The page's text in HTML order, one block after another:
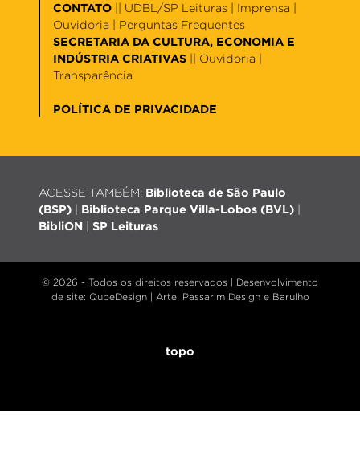
CONTATO
UDBL/SP Leituras Imprensa
Ouvidoria
Perguntas Frequentes
SECRETARIA DA CULTURA, ECONOMIA E
INDÚSTRIA CRIATIVAS
Ouvidoria
Transparência
POLÍTICA DE PRIVACIDADE
ACESSE TAMBÉM: Biblioteca de São Paulo
(BSP)
Biblioteca Parque Villa-Lobos (BVL)
BibliON
SP Leituras
© 2026 - Todos os direitos reservados | Desenvolvimento
de site: QubeDesign | Arte: Passarim Design e Barulho
topo